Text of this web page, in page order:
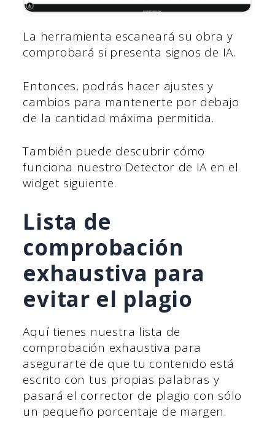
La herramienta escaneará su obra y
comprobará si presenta signos de IA.
Entonces, podrás hacer ajustes y
cambios para mantenerte por debajo
de la cantidad máxima permitida.
También puede descubrir cómo
funciona nuestro Detector de IA en el
widget siguiente.
Lista de
comprobación
exhaustiva para
evitar el plagio
Aquí tienes nuestra lista de
comprobación exhaustiva para
asegurarte de que tu contenido está
escrito con tus propias palabras y
pasará el corrector de plagio con sólo
un pequeño porcentaje de margen.